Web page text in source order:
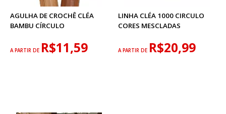
AGULHA DE CROCHÊ CLÉA
BAMBU CÍRCULO
A PARTIR DE R$11,59
LINHA CLÉA 1000 CIRCULO
CORES MESCLADAS
A PARTIR DE R$20,99